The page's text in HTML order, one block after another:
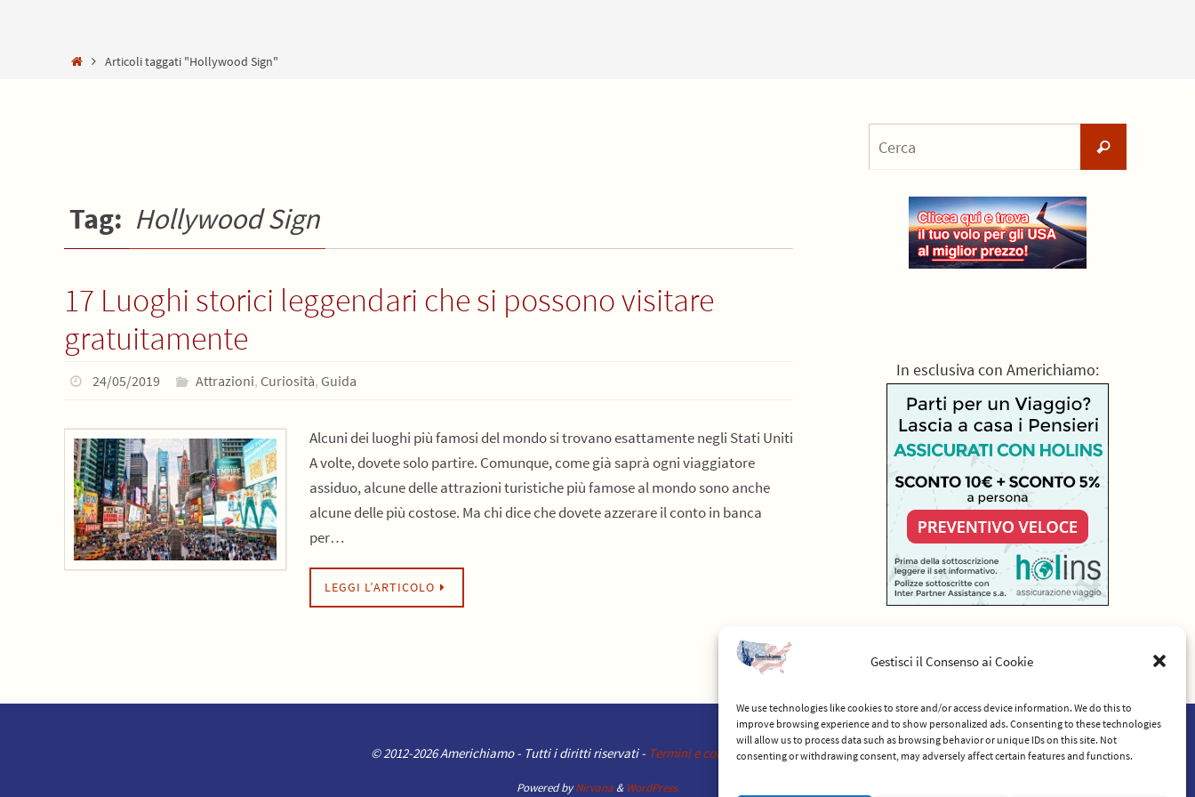
Gestisci il Consenso ai Cookie
We use technologies like cookies to store and/or access device information. We do this to
improve browsing experience and to show personalized ads. Consenting to these technologies
will allow us to process data such as browsing behavior or unique IDs on this site. Not
consenting or withdrawing consent, may adversely affect certain features and functions.
HomeArticoli taggati "Hollywood Sign"
Tag: Hollywood Sign
17 Luoghi storici leggendari che si possono visitare
gratuitamente
24/05/2019 Attrazioni, Curiosità, Guida
Alcuni dei luoghi più famosi del mondo si trovano esattamente negli Stati Uniti
A volte, dovete solo partire. Comunque, come già saprà ogni viaggiatore
assiduo, alcune delle attrazioni turistiche più famose al mondo sono anche
alcune delle più costose. Ma chi dice che dovete azzerare il conto in banca
per…
LEGGI L’ARTICOLO
Cerca
In esclusiva con Americhiamo:
© 2012-2026 Americhiamo - Tutti i diritti riservati - Termini e condizioni del servizio
Powered byNirvana& WordPress.